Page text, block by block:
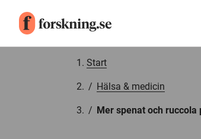
Start
/ Hälsa & medicin
/ Mer spenat och